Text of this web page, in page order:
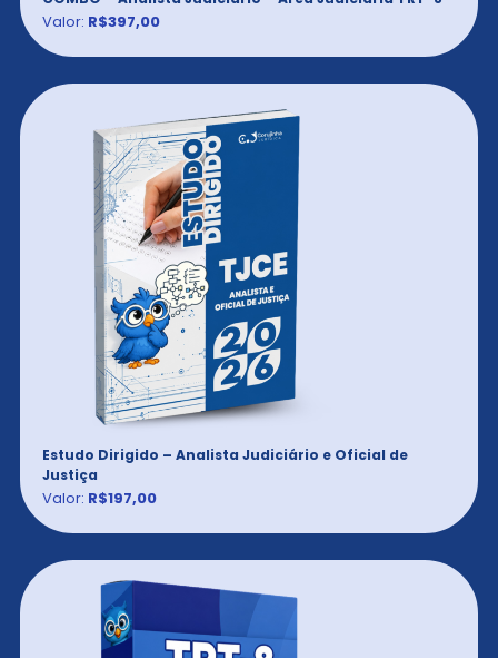
Valor: R$397,00
Estudo Dirigido – Analista Judiciário e Oficial de
Justiça
Valor: R$197,00